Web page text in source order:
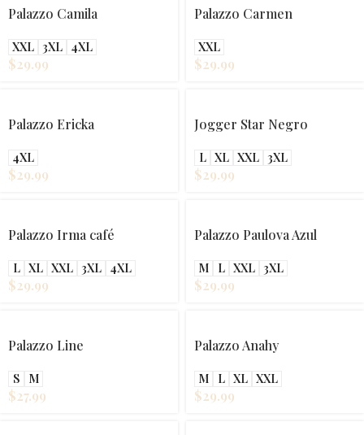
Palazzo Camila
XXL 3XL 4XL
$29.99
Palazzo Carmen
XXL
$29.99
Palazzo Ericka
4XL
$29.99
Jogger Star Negro
L XL XXL 3XL
$29.99
Palazzo Irma café
L XL XXL 3XL 4XL
$29.99
Palazzo Paulova Azul
M L XXL 3XL
$29.99
Palazzo Line
S M
$27.99
Palazzo Anahy
M L XL XXL
$29.99